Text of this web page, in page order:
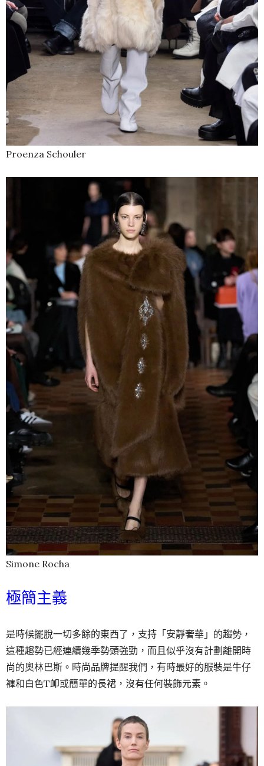
Proenza Schouler
Simone Rocha
極簡主義
是時候擺脫一切多餘的東西了，支持「安靜奢華」的趨勢，
這種趨勢已經連續幾季勢頭強勁，而且似乎沒有計劃離開時
尚的奧林巴斯。時尚品牌提醒我們，有時最好的服裝是牛仔
褲和白色T卹或簡單的長裙，沒有任何裝飾元素。